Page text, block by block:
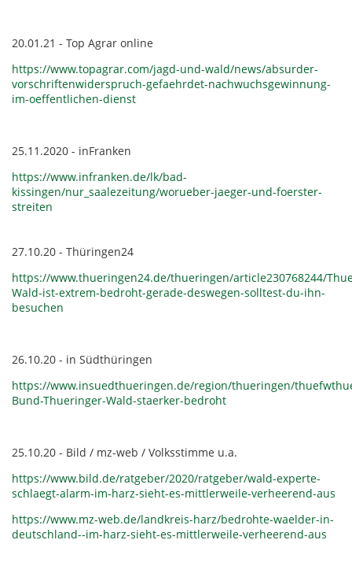
20.01.21 - Top Agrar online
https://www.topagrar.com/jagd-und-wald/news/absurder-
vorschriftenwiderspruch-gefaehrdet-nachwuchsgewinnung-
im-oeffentlichen-dienst
25.11.2020 - inFranken
https://www.infranken.de/lk/bad-
kissingen/nur_saalezeitung/worueber-jaeger-und-foerster-
streiten
27.10.20 - Thüringen24
https://www.thueringen24.de/thueringen/article230768244/
Wald-ist-extrem-bedroht-gerade-deswegen-solltest-du-ihn-
besuchen
26.10.20 - in Südthüringen
https://www.insuedthueringen.de/region/thueringen/
Bund-Thueringer-Wald-staerker-bedroht
25.10.20 - Bild / mz-web / Volksstimme u.a.
https://www.bild.de/ratgeber/2020/ratgeber/wald-experte-
schlaegt-alarm-im-harz-sieht-es-mittlerweile-verheerend-aus
https://www.mz-web.de/landkreis-harz/bedrohte-waelder-in-
deutschland--im-harz-sieht-es-mittlerweile-verheerend-aus